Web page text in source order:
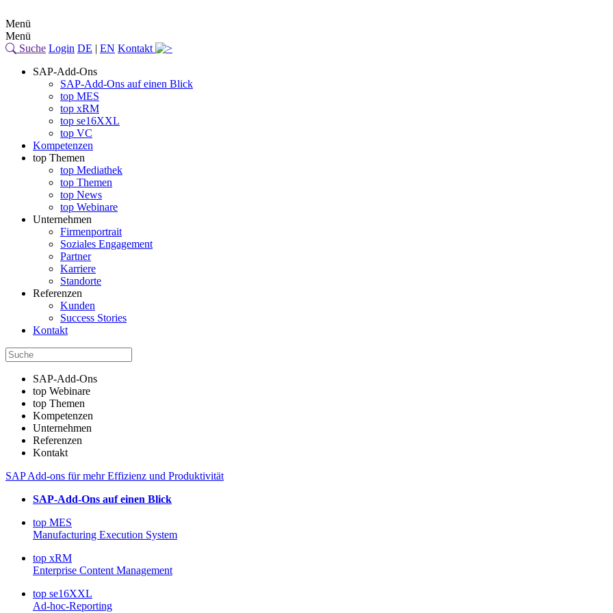
Menü
Menü
Suche Login DE | EN Kontakt
SAP-Add-Ons
SAP-Add-Ons auf einen Blick
top MES
top xRM
top se16XXL
top VC
Kompetenzen
top Themen
top Mediathek
top Themen
top News
top Webinare
Unternehmen
Firmenportrait
Soziales Engagement
Partner
Karriere
Standorte
Referenzen
Kunden
Success Stories
Kontakt
SAP-Add-Ons
top Webinare
top Themen
Kompetenzen
Unternehmen
Referenzen
Kontakt
SAP Add-ons für mehr Effizienz und Produktivität
SAP-Add-Ons auf einen Blick
top MES
Manufacturing Execution System
top xRM
Enterprise Content Management
top se16XXL
Ad-hoc-Reporting